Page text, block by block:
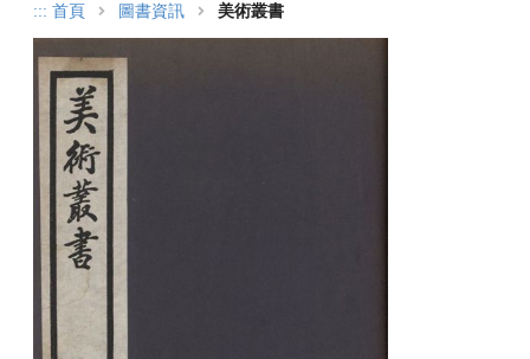
::: 首頁 圖書資訊 美術叢書